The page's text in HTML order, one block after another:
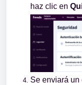
haz clic en
Se enviará un